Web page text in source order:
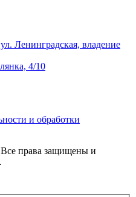
Ленинградская, владение
4/10
и обработки
права защищены и